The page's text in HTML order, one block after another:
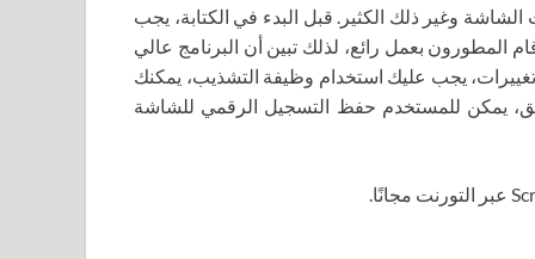
وغير ذلك الكثير. قبل البدء في الكتابة، يجب
المطورون بعمل رائع، لذلك تبين أن البرنامج عالي
يجب عليك استخدام وظيفة التشذيب، يمكنك
يمكن للمستخدم حفظ التسجيل الرقمي للشاشة